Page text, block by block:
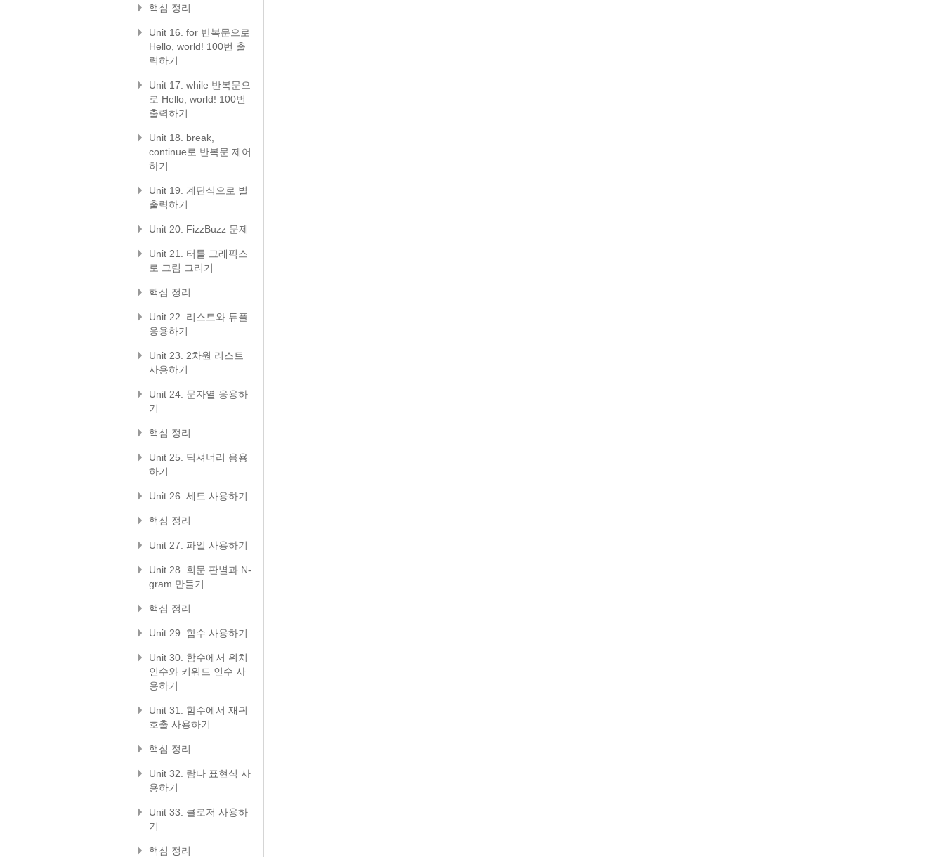
핵심 정리
Unit 16. for 반복문으로
Hello, world! 100번 출
력하기
Unit 17. while 반복문으
로 Hello, world! 100번
출력하기
Unit 18. break,
continue로 반복문 제어
하기
Unit 19. 계단식으로 별
출력하기
Unit 20. FizzBuzz 문제
Unit 21. 터틀 그래픽스
로 그림 그리기
핵심 정리
Unit 22. 리스트와 튜플
응용하기
Unit 23. 2차원 리스트
사용하기
Unit 24. 문자열 응용하
기
핵심 정리
Unit 25. 딕셔너리 응용
하기
Unit 26. 세트 사용하기
핵심 정리
Unit 27. 파일 사용하기
Unit 28. 회문 판별과 N-
gram 만들기
핵심 정리
Unit 29. 함수 사용하기
Unit 30. 함수에서 위치
인수와 키워드 인수 사
용하기
Unit 31. 함수에서 재귀
호출 사용하기
핵심 정리
Unit 32. 람다 표현식 사
용하기
Unit 33. 클로저 사용하
기
핵심 정리